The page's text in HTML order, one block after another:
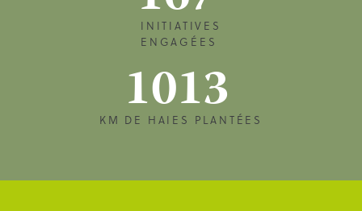
INITIATIVES
ENGAGÉES
1013
KM DE HAIES PLANTÉES